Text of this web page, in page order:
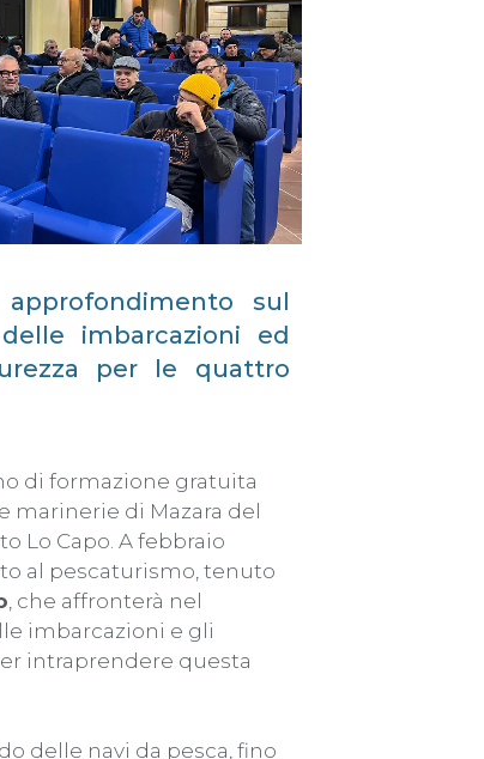
approfondimento sul
imbarcazioni ed
per le quattro
di formazione gratuita
marinerie di Mazara del
Lo Capo. A febbraio
al pescaturismo, tenuto
, che affronterà nel
imbarcazioni e gli
intraprendere questa
delle navi da pesca, fino